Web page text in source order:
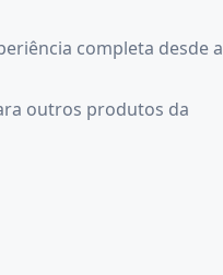
completa desde a
outros produtos da